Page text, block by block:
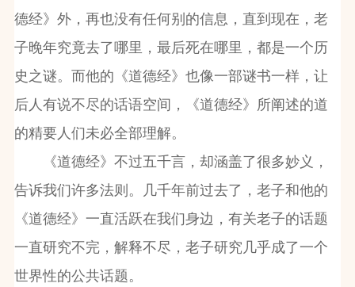
德经》外，再也没有任何别的信息，直到现在，老
子晚年究竟去了哪里，最后死在哪里，都是一个历
史之谜。而他的《道德经》也像一部谜书一样，让
后人有说不尽的话语空间，《道德经》所阐述的道
的精要人们未必全部理解。
《道德经》不过五千言，却涵盖了很多妙义，
告诉我们许多法则。几千年前过去了，老子和他的
《道德经》一直活跃在我们身边，有关老子的话题
一直研究不完，解释不尽，老子研究几乎成了一个
世界性的公共话题。